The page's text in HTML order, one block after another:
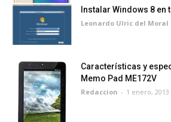
Instalar Windows 8 en
Leonardo Ulric del Moral
Características y
Memo Pad ME172V
Redaccion - 1 enero, 2013